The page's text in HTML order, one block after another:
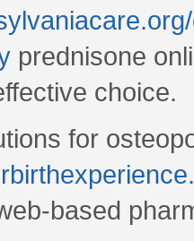
prednisone
choice.
for
based